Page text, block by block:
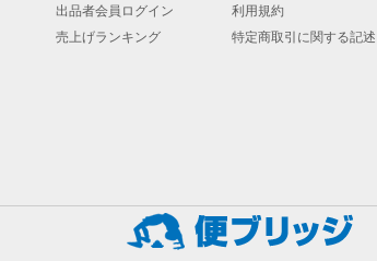
出品者会員ログイン
売上げランキング
利用規約
特定商取引に関する記述